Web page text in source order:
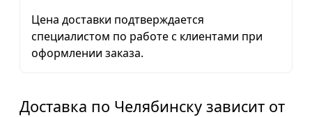
Цена доставки подтверждается
специалистом по работе с клиентами при
оформлении заказа.
Доставка по Челябинску зависит от